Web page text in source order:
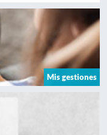
Mis gestiones